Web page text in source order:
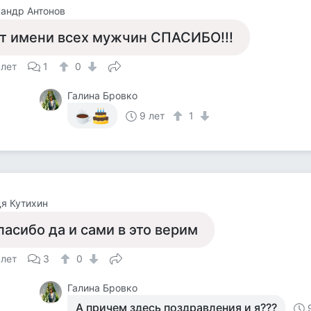
Антонов
имени всех мужчин СПАСИБО!!!
1 0
Галина Бровко
9 лет
1
Кутихин
да и сами в это верим
3 0
Галина Бровко
А причем здесь поздравления и я???